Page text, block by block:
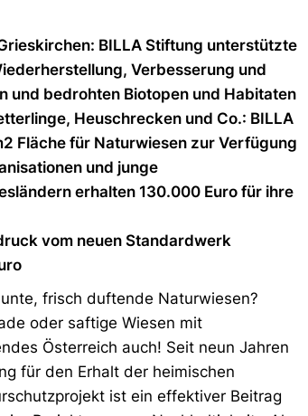
BILLA Stiftung unterstützte
Verbesserung und
und bedrohten Biotopen und Habitaten
Heuschrecken und Co.: BILLA
Fläche für Naturwiesen zur Verfügung
und junge
erhalten 130.000 Euro für ihre
vom neuen Standardwerk
frisch duftende Naturwiesen?
oder saftige Wiesen mit
Österreich auch! Seit neun Jahren
für den Erhalt der heimischen
ist ein effektiver Beitrag